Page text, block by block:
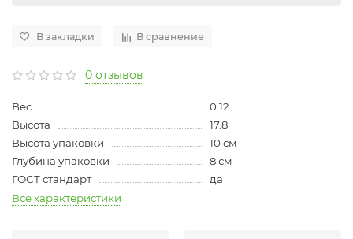
В закладки В сравнение
0 отзывов
Вес
0.12
Высота
17.8
Высота упаковки
10 см
Глубина упаковки
8 см
ГОСТ стандарт
да
Все характеристики